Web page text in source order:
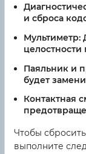
и сброса
Мультиметр:
Паяльник и
будет
Контактная
Чтобы
выполните